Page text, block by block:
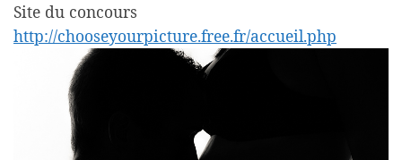
Site du concours
http://chooseyourpicture.free.fr/accueil.php